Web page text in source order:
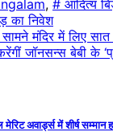
, # आदित्य
का निवेश
मंदिर में लिए
जॉनसन्स बेबी के
अवार्ड्स में शीर्ष सम्मान